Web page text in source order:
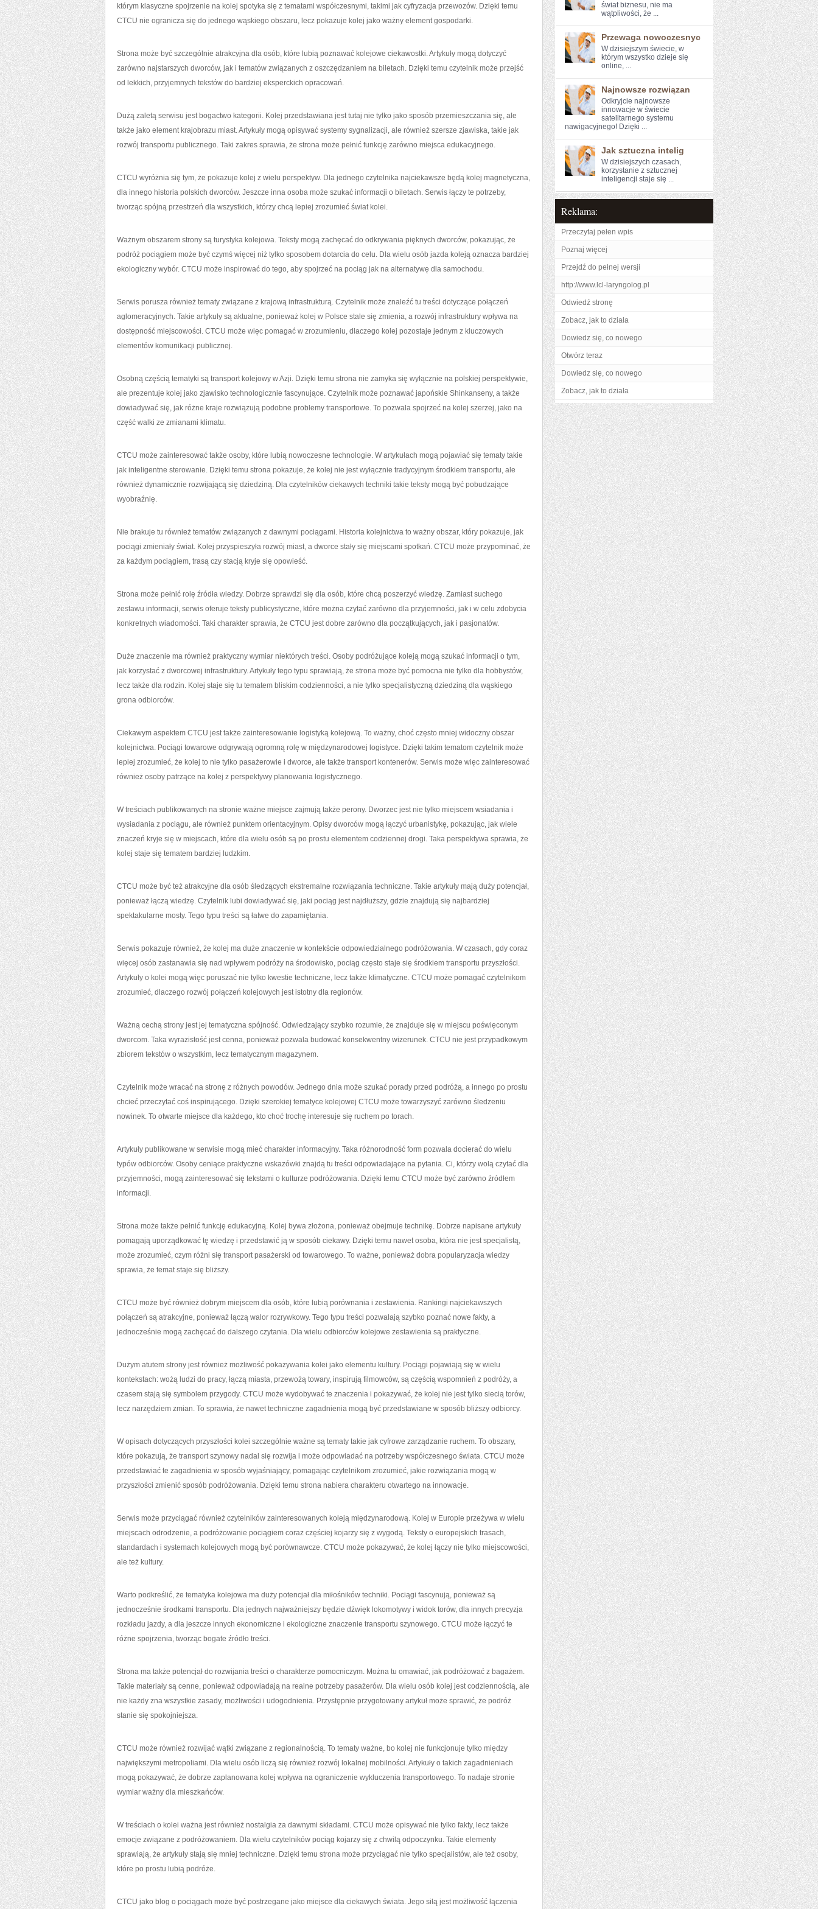
którym klasyczne spojrzenie na kolej spotyka się z tematami współczesnymi, takimi jak cyfryzacja przewozów. Dzięki temu
CTCU nie ogranicza się do jednego wąskiego obszaru, lecz pokazuje kolej jako ważny element gospodarki.
Strona może być szczególnie atrakcyjna dla osób, które lubią poznawać kolejowe ciekawostki. Artykuły mogą dotyczyć
zarówno najstarszych dworców, jak i tematów związanych z oszczędzaniem na biletach. Dzięki temu czytelnik może przejść
od lekkich, przyjemnych tekstów do bardziej eksperckich opracowań.
Dużą zaletą serwisu jest bogactwo kategorii. Kolej przedstawiana jest tutaj nie tylko jako sposób przemieszczania się, ale
także jako element krajobrazu miast. Artykuły mogą opisywać systemy sygnalizacji, ale również szersze zjawiska, takie jak
rozwój transportu publicznego. Taki zakres sprawia, że strona może pełnić funkcję zarówno miejsca edukacyjnego.
CTCU wyróżnia się tym, że pokazuje kolej z wielu perspektyw. Dla jednego czytelnika najciekawsze będą kolej magnetyczna,
dla innego historia polskich dworców. Jeszcze inna osoba może szukać informacji o biletach. Serwis łączy te potrzeby,
tworząc spójną przestrzeń dla wszystkich, którzy chcą lepiej zrozumieć świat kolei.
Ważnym obszarem strony są turystyka kolejowa. Teksty mogą zachęcać do odkrywania pięknych dworców, pokazując, że
podróż pociągiem może być czymś więcej niż tylko sposobem dotarcia do celu. Dla wielu osób jazda koleją oznacza bardziej
ekologiczny wybór. CTCU może inspirować do tego, aby spojrzeć na pociąg jak na alternatywę dla samochodu.
Serwis porusza również tematy związane z krajową infrastrukturą. Czytelnik może znaleźć tu treści dotyczące połączeń
aglomeracyjnych. Takie artykuły są aktualne, ponieważ kolej w Polsce stale się zmienia, a rozwój infrastruktury wpływa na
dostępność miejscowości. CTCU może więc pomagać w zrozumieniu, dlaczego kolej pozostaje jednym z kluczowych
elementów komunikacji publicznej.
Osobną częścią tematyki są transport kolejowy w Azji. Dzięki temu strona nie zamyka się wyłącznie na polskiej perspektywie,
ale prezentuje kolej jako zjawisko technologicznie fascynujące. Czytelnik może poznawać japońskie Shinkanseny, a także
dowiadywać się, jak różne kraje rozwiązują podobne problemy transportowe. To pozwala spojrzeć na kolej szerzej, jako na
część walki ze zmianami klimatu.
CTCU może zainteresować także osoby, które lubią nowoczesne technologie. W artykułach mogą pojawiać się tematy takie
jak inteligentne sterowanie. Dzięki temu strona pokazuje, że kolej nie jest wyłącznie tradycyjnym środkiem transportu, ale
również dynamicznie rozwijającą się dziedziną. Dla czytelników ciekawych techniki takie teksty mogą być pobudzające
wyobraźnię.
Nie brakuje tu również tematów związanych z dawnymi pociągami. Historia kolejnictwa to ważny obszar, który pokazuje, jak
pociągi zmieniały świat. Kolej przyspieszyła rozwój miast, a dworce stały się miejscami spotkań. CTCU może przypominać, że
za każdym pociągiem, trasą czy stacją kryje się opowieść.
Strona może pełnić rolę źródła wiedzy. Dobrze sprawdzi się dla osób, które chcą poszerzyć wiedzę. Zamiast suchego
zestawu informacji, serwis oferuje teksty publicystyczne, które można czytać zarówno dla przyjemności, jak i w celu zdobycia
konkretnych wiadomości. Taki charakter sprawia, że CTCU jest dobre zarówno dla początkujących, jak i pasjonatów.
Duże znaczenie ma również praktyczny wymiar niektórych treści. Osoby podróżujące koleją mogą szukać informacji o tym,
jak korzystać z dworcowej infrastruktury. Artykuły tego typu sprawiają, że strona może być pomocna nie tylko dla hobbystów,
lecz także dla rodzin. Kolej staje się tu tematem bliskim codzienności, a nie tylko specjalistyczną dziedziną dla wąskiego
grona odbiorców.
Ciekawym aspektem CTCU jest także zainteresowanie logistyką kolejową. To ważny, choć często mniej widoczny obszar
kolejnictwa. Pociągi towarowe odgrywają ogromną rolę w międzynarodowej logistyce. Dzięki takim tematom czytelnik może
lepiej zrozumieć, że kolej to nie tylko pasażerowie i dworce, ale także transport kontenerów. Serwis może więc zainteresować
również osoby patrzące na kolej z perspektywy planowania logistycznego.
W treściach publikowanych na stronie ważne miejsce zajmują także perony. Dworzec jest nie tylko miejscem wsiadania i
wysiadania z pociągu, ale również punktem orientacyjnym. Opisy dworców mogą łączyć urbanistykę, pokazując, jak wiele
znaczeń kryje się w miejscach, które dla wielu osób są po prostu elementem codziennej drogi. Taka perspektywa sprawia, że
kolej staje się tematem bardziej ludzkim.
CTCU może być też atrakcyjne dla osób śledzących ekstremalne rozwiązania techniczne. Takie artykuły mają duży potencjał,
ponieważ łączą wiedzę. Czytelnik lubi dowiadywać się, jaki pociąg jest najdłuższy, gdzie znajdują się najbardziej
spektakularne mosty. Tego typu treści są łatwe do zapamiętania.
Serwis pokazuje również, że kolej ma duże znaczenie w kontekście odpowiedzialnego podróżowania. W czasach, gdy coraz
więcej osób zastanawia się nad wpływem podróży na środowisko, pociąg często staje się środkiem transportu przyszłości.
Artykuły o kolei mogą więc poruszać nie tylko kwestie techniczne, lecz także klimatyczne. CTCU może pomagać czytelnikom
zrozumieć, dlaczego rozwój połączeń kolejowych jest istotny dla regionów.
Ważną cechą strony jest jej tematyczna spójność. Odwiedzający szybko rozumie, że znajduje się w miejscu poświęconym
dworcom. Taka wyrazistość jest cenna, ponieważ pozwala budować konsekwentny wizerunek. CTCU nie jest przypadkowym
zbiorem tekstów o wszystkim, lecz tematycznym magazynem.
Czytelnik może wracać na stronę z różnych powodów. Jednego dnia może szukać porady przed podróżą, a innego po prostu
chcieć przeczytać coś inspirującego. Dzięki szerokiej tematyce kolejowej CTCU może towarzyszyć zarówno śledzeniu
nowinek. To otwarte miejsce dla każdego, kto choć trochę interesuje się ruchem po torach.
Artykuły publikowane w serwisie mogą mieć charakter informacyjny. Taka różnorodność form pozwala docierać do wielu
typów odbiorców. Osoby ceniące praktyczne wskazówki znajdą tu treści odpowiadające na pytania. Ci, którzy wolą czytać dla
przyjemności, mogą zainteresować się tekstami o kulturze podróżowania. Dzięki temu CTCU może być zarówno źródłem
informacji.
Strona może także pełnić funkcję edukacyjną. Kolej bywa złożona, ponieważ obejmuje technikę. Dobrze napisane artykuły
pomagają uporządkować tę wiedzę i przedstawić ją w sposób ciekawy. Dzięki temu nawet osoba, która nie jest specjalistą,
może zrozumieć, czym różni się transport pasażerski od towarowego. To ważne, ponieważ dobra popularyzacja wiedzy
sprawia, że temat staje się bliższy.
CTCU może być również dobrym miejscem dla osób, które lubią porównania i zestawienia. Rankingi najciekawszych
połączeń są atrakcyjne, ponieważ łączą walor rozrywkowy. Tego typu treści pozwalają szybko poznać nowe fakty, a
jednocześnie mogą zachęcać do dalszego czytania. Dla wielu odbiorców kolejowe zestawienia są praktyczne.
Dużym atutem strony jest również możliwość pokazywania kolei jako elementu kultury. Pociągi pojawiają się w wielu
kontekstach: wożą ludzi do pracy, łączą miasta, przewożą towary, inspirują filmowców, są częścią wspomnień z podróży, a
czasem stają się symbolem przygody. CTCU może wydobywać te znaczenia i pokazywać, że kolej nie jest tylko siecią torów,
lecz narzędziem zmian. To sprawia, że nawet techniczne zagadnienia mogą być przedstawiane w sposób bliższy odbiorcy.
W opisach dotyczących przyszłości kolei szczególnie ważne są tematy takie jak cyfrowe zarządzanie ruchem. To obszary,
które pokazują, że transport szynowy nadal się rozwija i może odpowiadać na potrzeby współczesnego świata. CTCU może
przedstawiać te zagadnienia w sposób wyjaśniający, pomagając czytelnikom zrozumieć, jakie rozwiązania mogą w
przyszłości zmienić sposób podróżowania. Dzięki temu strona nabiera charakteru otwartego na innowacje.
Serwis może przyciągać również czytelników zainteresowanych koleją międzynarodową. Kolej w Europie przeżywa w wielu
miejscach odrodzenie, a podróżowanie pociągiem coraz częściej kojarzy się z wygodą. Teksty o europejskich trasach,
standardach i systemach kolejowych mogą być porównawcze. CTCU może pokazywać, że kolej łączy nie tylko miejscowości,
ale też kultury.
Warto podkreślić, że tematyka kolejowa ma duży potencjał dla miłośników techniki. Pociągi fascynują, ponieważ są
jednocześnie środkami transportu. Dla jednych najważniejszy będzie dźwięk lokomotywy i widok torów, dla innych precyzja
rozkładu jazdy, a dla jeszcze innych ekonomiczne i ekologiczne znaczenie transportu szynowego. CTCU może łączyć te
różne spojrzenia, tworząc bogate źródło treści.
Strona ma także potencjał do rozwijania treści o charakterze pomocniczym. Można tu omawiać, jak podróżować z bagażem.
Takie materiały są cenne, ponieważ odpowiadają na realne potrzeby pasażerów. Dla wielu osób kolej jest codziennością, ale
nie każdy zna wszystkie zasady, możliwości i udogodnienia. Przystępnie przygotowany artykuł może sprawić, że podróż
stanie się spokojniejsza.
CTCU może również rozwijać wątki związane z regionalnością. To tematy ważne, bo kolej nie funkcjonuje tylko między
największymi metropoliami. Dla wielu osób liczą się również rozwój lokalnej mobilności. Artykuły o takich zagadnieniach
mogą pokazywać, że dobrze zaplanowana kolej wpływa na ograniczenie wykluczenia transportowego. To nadaje stronie
wymiar ważny dla mieszkańców.
W treściach o kolei ważna jest również nostalgia za dawnymi składami. CTCU może opisywać nie tylko fakty, lecz także
emocje związane z podróżowaniem. Dla wielu czytelników pociąg kojarzy się z chwilą odpoczynku. Takie elementy
sprawiają, że artykuły stają się mniej techniczne. Dzięki temu strona może przyciągać nie tylko specjalistów, ale też osoby,
które po prostu lubią podróże.
CTCU jako blog o pociągach może być postrzegane jako miejsce dla ciekawych świata. Jego siłą jest możliwość łączenia
świat biznesu,⁢ nie ma
wątpliwości, że ...
Przewaga nowoczesnyc
W dzisiejszym​ świecie, w
którym wszystko dzieje się‍
online, ...
Najnowsze rozwiązan
Odkryjcie najnowsze
innowacje w świecie
satelitarnego systemu
nawigacyjnego! Dzięki ...
Jak sztuczna intelig
W dzisiejszych czasach,
korzystanie z‍ sztucznej
inteligencji‌ staje się ...
Reklama:
Przeczytaj pełen wpis
Poznaj więcej
Przejdź do pełnej wersji
http://www.lcl-laryngolog.pl
Odwiedź stronę
Zobacz, jak to działa
Dowiedz się, co nowego
Otwórz teraz
Dowiedz się, co nowego
Zobacz, jak to działa